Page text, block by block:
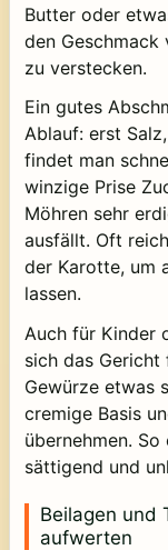
Butter oder
den Geschmack
zu verstecken.
Ein gutes
Ablauf: erst
findet man
winzige Prise
Möhren sehr
ausfällt. Oft
der Karotte, um
lassen.
Auch für Kinder
sich das Gericht
Gewürze etwas
cremige Basis
übernehmen.
sättigend und
Beilagen und
aufwerten